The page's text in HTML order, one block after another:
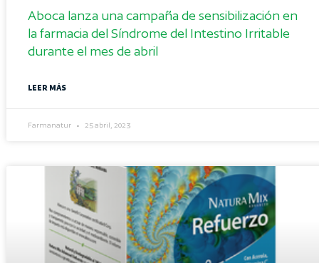
Aboca lanza una campaña de sensibilización en
la farmacia del Síndrome del Intestino Irritable
durante el mes de abril
LEER MÁS
Farmanatur 25 abril, 2023